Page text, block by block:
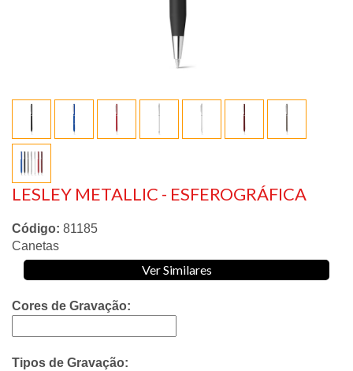
LESLEY METALLIC - ESFEROGRÁFICA
Código: 81185
Canetas
Ver Similares
Cores de Gravação:
Tipos de Gravação: